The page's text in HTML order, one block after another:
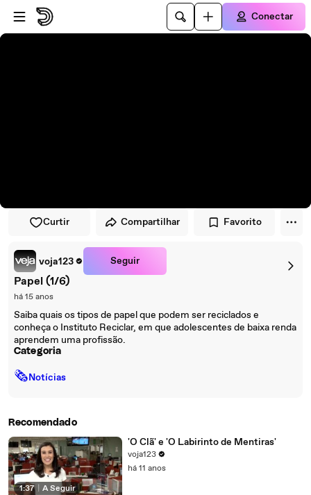
Pular para o player
Ir para o conteúdo principal
Conectar
Curtir Compartilhar Favorito
voja123 Seguir
Papel (1/6)
há 15 anos
Saiba quais os tipos de papel que podem ser reciclados e
conheça o Instituto Reciclar, em que adolescentes de baixa renda
aprendem uma profissão.
Categoria
🗞Notícias
Recomendado
1:37 A Seguir
'O Clã' e 'O Labirinto de Mentiras'
voja123
há 11 anos